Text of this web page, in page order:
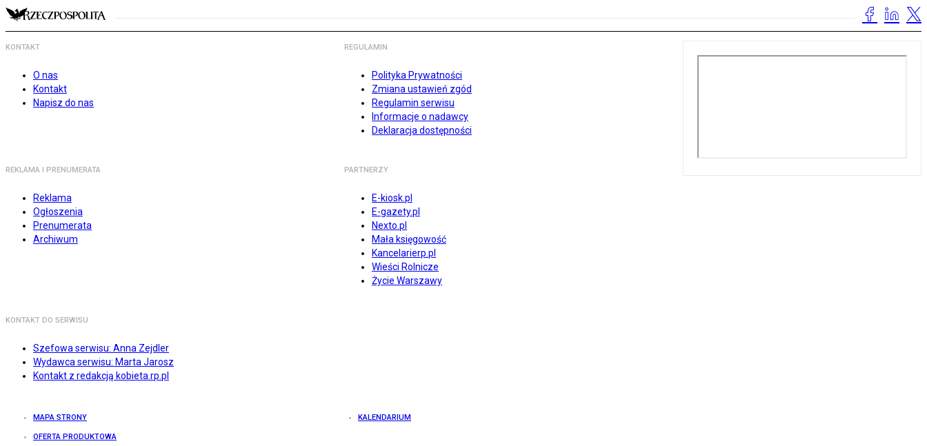
KONTAKT
O nas
Kontakt
Napisz do nas
REGULAMIN
Polityka Prywatności
Zmiana ustawień zgód
Regulamin serwisu
Informacje o nadawcy
Deklaracja dostępności
REKLAMA I PRENUMERATA
Reklama
Ogłoszenia
Prenumerata
Archiwum
PARTNERZY
E-kiosk.pl
E-gazety.pl
Nexto.pl
Mała księgowość
Kancelarierp.pl
Wieści Rolnicze
Życie Warszawy
KONTAKT DO SERWISU
Szefowa serwisu: Anna Zejdler
Wydawca serwisu: Marta Jarosz
Kontakt z redakcją kobieta.rp.pl
MAPA STRONY KALENDARIUM
OFERTA PRODUKTOWA